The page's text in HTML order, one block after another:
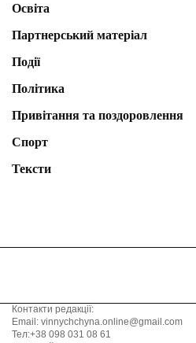
Освіта
Партнерський матеріал
Події
Політика
Привітання та поздоровлення
Спорт
Тексти
Контакти редакції:
Email: vinnychchyna.online@gmail.com
Тел:+38 098 031 08 61